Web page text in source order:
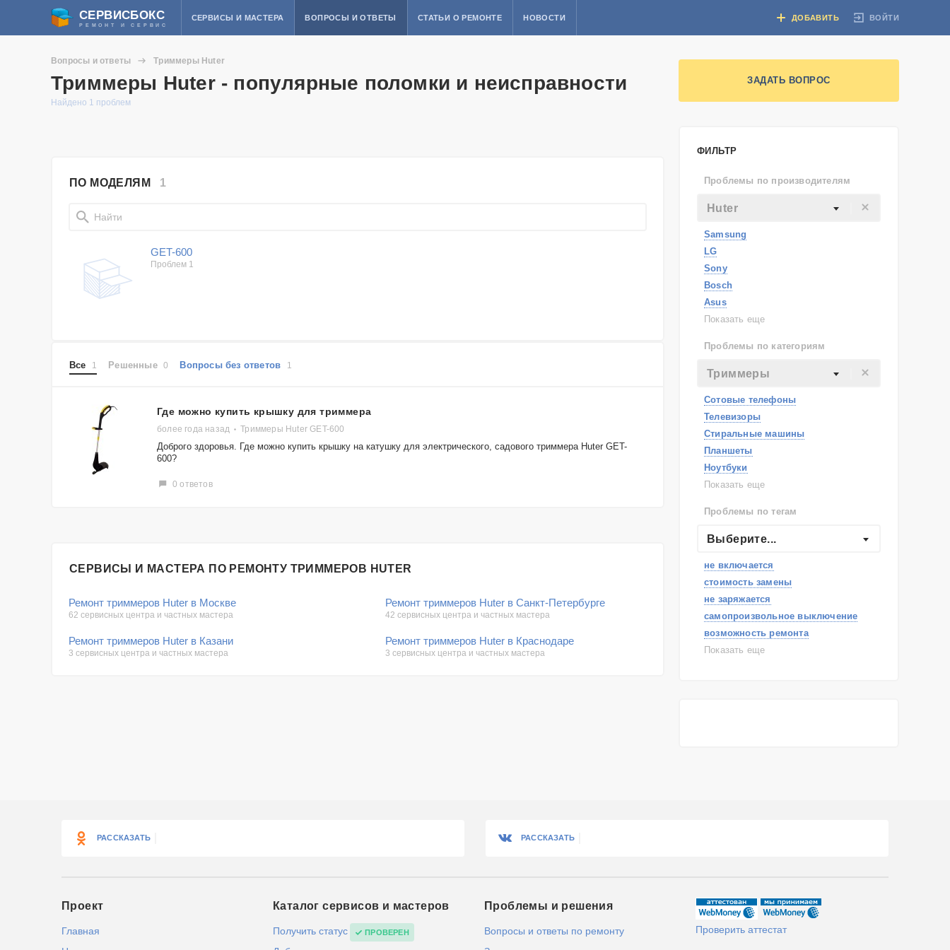
СЕРВИСБОКС
РЕМОНТ И СЕРВИС
ВОЙТИ
СЕРВИСЫ И МАСТЕРА ВОПРОСЫ И ОТВЕТЫ СТАТЬИ О РЕМОНТЕ НОВОСТИ ДОБАВИТЬ
Вопросы и ответы Триммеры Huter
Триммеры Huter - популярные поломки и неисправности
Найдено 1 проблем
ЗАДАТЬ ВОПРОС
ФИЛЬТР
Проблемы по производителям
Huter
Samsung
LG
Sony
Bosch
Asus
Lenovo
Apple
Indesit
Показать еще
Проблемы по категориям
Триммеры
Сотовые телефоны
Телевизоры
Стиральные машины
Планшеты
Ноутбуки
Холодильники
Посудомоечные машины
Наушники
Показать еще
Проблемы по тегам
Выберите...
не включается
стоимость замены
не заряжается
самопроизвольное выключение
возможность ремонта
самостоятельный ремонт
Показать еще
ПО МОДЕЛЯМ 1
GET-600
Проблем 1
Все 1 Решенные0 Вопросы без ответов 1
Где можно купить крышку для триммера
более года назад Триммеры Huter GET-600
Доброго здоровья. Где можно купить крышку на катушку для электрического, садового триммера Huter GET-
600?
0 ответов
СЕРВИСЫ И МАСТЕРА ПО РЕМОНТУ ТРИММЕРОВ HUTER
Ремонт триммеров Huter в Москве
62 сервисных центра и частных мастера
Ремонт триммеров Huter в Санкт-Петербурге
42 сервисных центра и частных мастера
Ремонт триммеров Huter в Казани
3 сервисных центра и частных мастера
Ремонт триммеров Huter в Краснодаре
3 сервисных центра и частных мастера
РАССКАЗАТЬ РАССКАЗАТЬ
Проект
Главная
Каталог сервисов и мастеров
Получить статус ПРОВЕРЕН
Проблемы и решения
Вопросы и ответы по ремонту
Проверить аттестат